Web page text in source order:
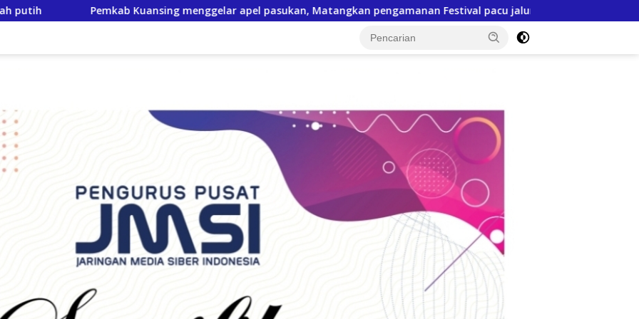
menggelar apel pasukan, Matangkan pengamanan Festival pacu jalur 2026 Tindak Lanjuti MoU, SPR Pertemukan